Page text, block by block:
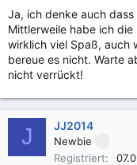
Ja, ich denke auch
Mittlerweile habe ich
wirklich viel Spaß, auch
bereue es nicht. Warte
nicht verrückt!
J JJ2014
Newbie
Registriert